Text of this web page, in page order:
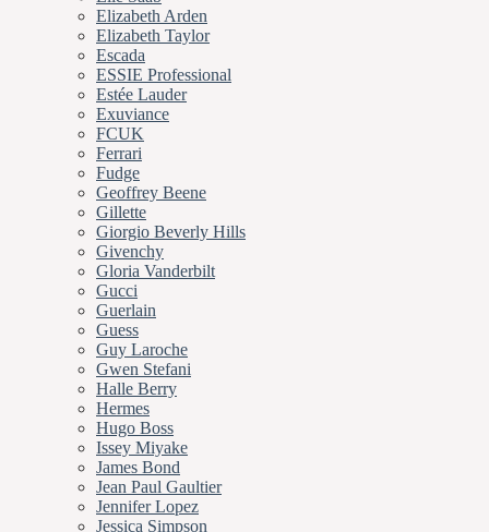
Elizabeth Arden
Elizabeth Taylor
Escada
ESSIE Professional
Estée Lauder
Exuviance
FCUK
Ferrari
Fudge
Geoffrey Beene
Gillette
Giorgio Beverly Hills
Givenchy
Gloria Vanderbilt
Gucci
Guerlain
Guess
Guy Laroche
Gwen Stefani
Halle Berry
Hermes
Hugo Boss
Issey Miyake
James Bond
Jean Paul Gaultier
Jennifer Lopez
Jessica Simpson